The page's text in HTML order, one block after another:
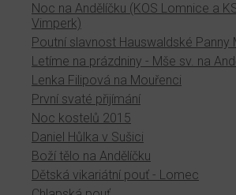
Noc na Andělíčku (KOS Lomnice a
Vimperk)
Poutní slavnost Hauswaldské Panny
Letíme na prázdniny - Mše sv. na
Lenka Filipová na Mouřenci
První svaté přijímání
Noc kostelů 2015
Daniel Hůlka v Sušici
Boží tělo na Andělíčku
Dětská vikariátní pouť - Lomec